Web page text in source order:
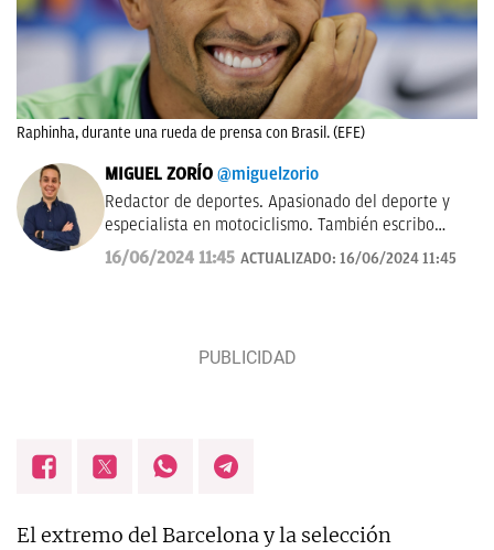
Raphinha, durante una rueda de prensa con Brasil. (EFE)
MIGUEL ZORÍO @miguelzorio
Redactor de deportes. Apasionado del deporte y
especialista en motociclismo. También escribo
sobre pádel y NFL.
16/06/2024 11:45 ACTUALIZADO: 16/06/2024 11:45
El extremo del Barcelona y la selección